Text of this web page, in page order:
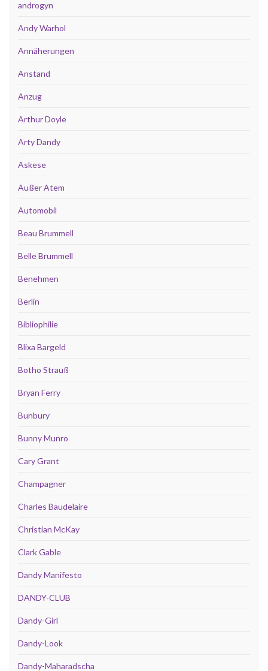
androgyn
Andy Warhol
Annäherungen
Anstand
Anzug
Arthur Doyle
Arty Dandy
Askese
Außer Atem
Automobil
Beau Brummell
Belle Brummell
Benehmen
Berlin
Bibliophilie
Blixa Bargeld
Botho Strauß
Bryan Ferry
Bunbury
Bunny Munro
Cary Grant
Champagner
Charles Baudelaire
Christian McKay
Clark Gable
Dandy Manifesto
DANDY-CLUB
Dandy-Girl
Dandy-Look
Dandy-Maharadscha